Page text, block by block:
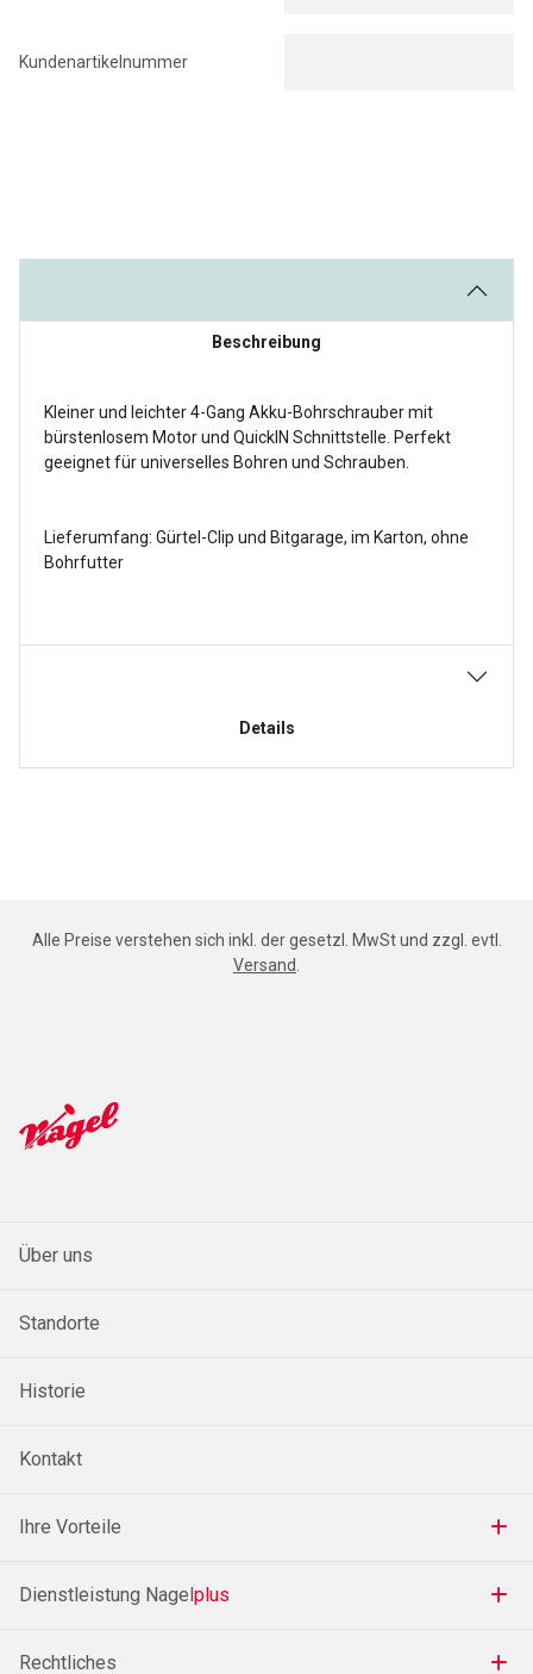
Kundenartikelnummer
Beschreibung
Kleiner und leichter 4-Gang Akku-Bohrschrauber mit
bürstenlosem Motor und QuickIN Schnittstelle. Perfekt
geeignet für universelles Bohren und Schrauben.
Lieferumfang: Gürtel-Clip und Bitgarage, im Karton, ohne
Bohrfutter
Details
Alle Preise verstehen sich inkl. der gesetzl. MwSt und zzgl. evtl.
Versand
Über uns
Standorte
Historie
Kontakt
Ihre Vorteile
Dienstleistung Nagelplus
Rechtliches